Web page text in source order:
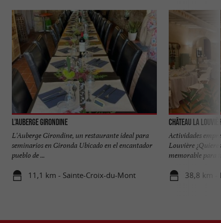
L'Auberge Girondine
L'Auberge Girondine, un restaurante ideal para
seminarios en Gironda Ubicado en el encantador
pueblo de ...
11,1 km - Sainte-Croix-du-Mont
Château La
Actividades
Louvière
memorable para
38,8 km -